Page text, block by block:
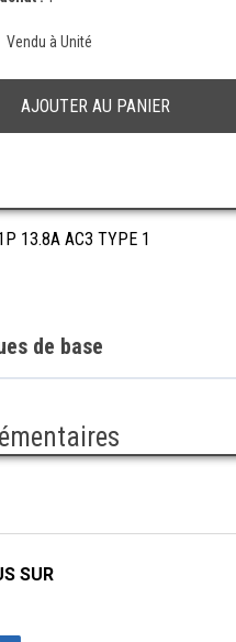
Vendu à Unité
13.8A AC3 TYPE 1
de base
SUR